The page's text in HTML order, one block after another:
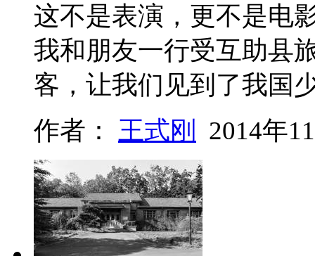
这不是表演，更不是电
我和朋友一行受互助县
客，让我们见到了我
作者： 王式刚 2014年